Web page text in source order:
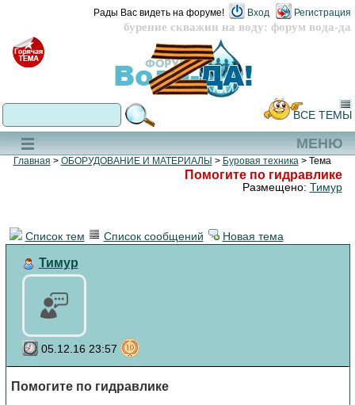
бурение скважин на воду: форум вода-да
Рады Вас видеть на форуме! Вход Регистрация
МЕНЮ
ВСЕ ТЕМЫ
Главная > ОБОРУДОВАНИЕ И МАТЕРИАЛЫ > Буровая техника> Тема
Помогите по гидравлике
Размещено: Тимур
Список тем Список сообщений Новая тема
Тимур
05.12.16 23:57
Помогите по гидравлике